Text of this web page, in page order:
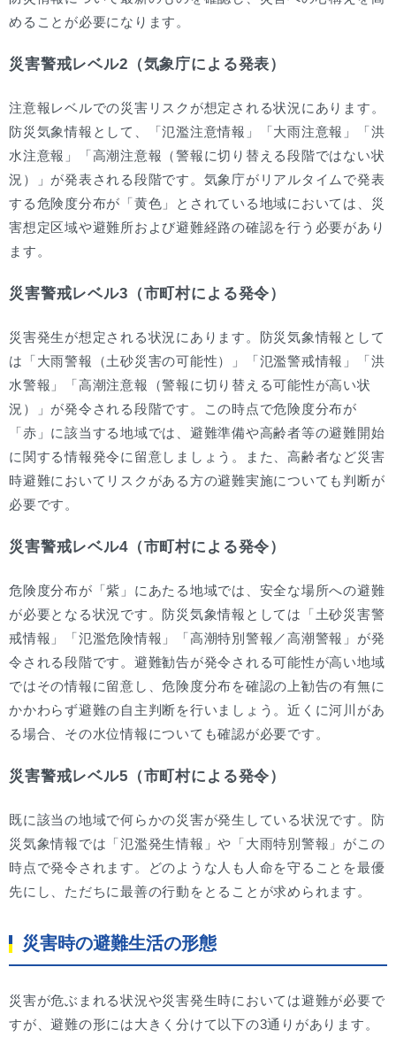
めることが必要になります。
災害警戒レベル2（気象庁による発表）
注意報レベルでの災害リスクが想定される状況にあります。
防災気象情報として、「氾濫注意情報」「大雨注意報」「洪
水注意報」「高潮注意報（警報に切り替える段階ではない状
況）」が発表される段階です。気象庁がリアルタイムで発表
する危険度分布が「黄色」とされている地域においては、災
害想定区域や避難所および避難経路の確認を行う必要があり
ます。
災害警戒レベル3（市町村による発令）
災害発生が想定される状況にあります。防災気象情報として
は「大雨警報（土砂災害の可能性）」「氾濫警戒情報」「洪
水警報」「高潮注意報（警報に切り替える可能性が高い状
況）」が発令される段階です。この時点で危険度分布が
「赤」に該当する地域では、避難準備や高齢者等の避難開始
に関する情報発令に留意しましょう。また、高齢者など災害
時避難においてリスクがある方の避難実施についても判断が
必要です。
災害警戒レベル4（市町村による発令）
危険度分布が「紫」にあたる地域では、安全な場所への避難
が必要となる状況です。防災気象情報としては「土砂災害警
戒情報」「氾濫危険情報」「高潮特別警報／高潮警報」が発
令される段階です。避難勧告が発令される可能性が高い地域
ではその情報に留意し、危険度分布を確認の上勧告の有無に
かかわらず避難の自主判断を行いましょう。近くに河川があ
る場合、その水位情報についても確認が必要です。
災害警戒レベル5（市町村による発令）
既に該当の地域で何らかの災害が発生している状況です。防
災気象情報では「氾濫発生情報」や「大雨特別警報」がこの
時点で発令されます。どのような人も人命を守ることを最優
先にし、ただちに最善の行動をとることが求められます。
災害時の避難生活の形態
災害が危ぶまれる状況や災害発生時においては避難が必要で
すが、避難の形には大きく分けて以下の3通りがあります。